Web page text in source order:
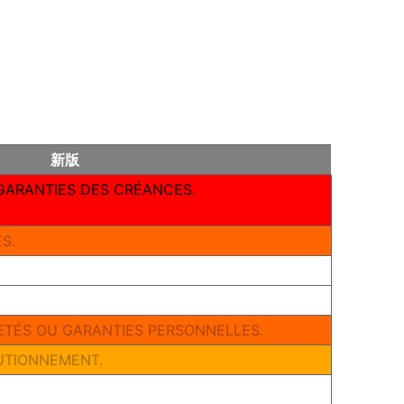
新版
DES CRÉANCES.
OU GARANTIES PERSONNELLES.